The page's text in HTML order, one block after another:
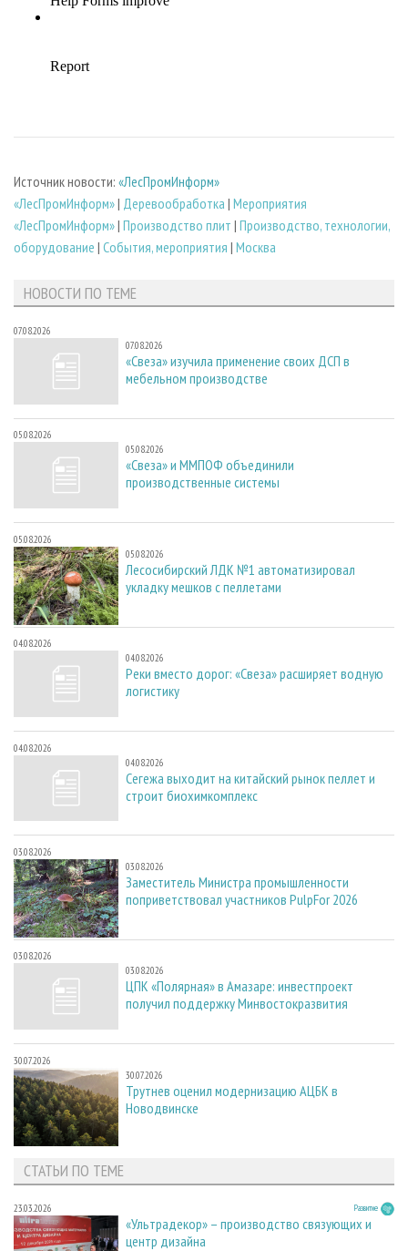
Источник новости: «ЛесПромИнформ»
«ЛесПромИнформ»| Деревообработка | Мероприятия
«ЛесПромИнформ»| Производство плит | Производство, технологии,
оборудование | События, мероприятия | Москва
НОВОСТИ ПО ТЕМЕ
07.08.2026
07.08.2026
«Свеза» изучила применение своих ДСП в
мебельном производстве
05.08.2026
05.08.2026
«Свеза» и ММПОФ объединили
производственные системы
05.08.2026
05.08.2026
Лесосибирский ЛДК №1 автоматизировал
укладку мешков с пеллетами
04.08.2026
04.08.2026
Реки вместо дорог: «Свеза» расширяет водную
логистику
04.08.2026
04.08.2026
Сегежа выходит на китайский рынок пеллет и
строит биохимкомплекс
03.08.2026
03.08.2026
Заместитель Министра промышленности
поприветствовал участников PulpFor 2026
03.08.2026
03.08.2026
ЦПК «Полярная» в Амазаре: инвестпроект
получил поддержку Минвостокразвития
30.07.2026
30.07.2026
Трутнев оценил модернизацию АЦБК в
Новодвинске
СТАТЬИ ПО ТЕМЕ
23.03.2026 Развитие
«Ультрадекор» – производство связующих и
центр дизайна